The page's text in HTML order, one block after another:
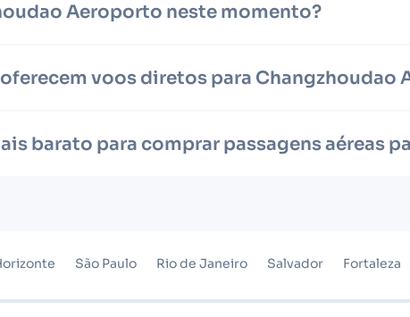
Aeroporto neste momento?
voos diretos para Changzhoudao
barato para comprar passagens aéreas
São Paulo Rio de Janeiro Salvador Fortaleza